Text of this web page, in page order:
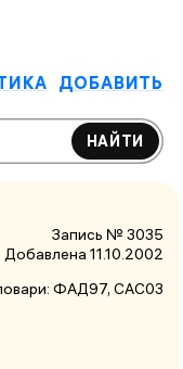
ДОБАВИТЬ
НАЙТИ
Запись № 3035
Добавлена 11.10.2002
ФАД97, САС03